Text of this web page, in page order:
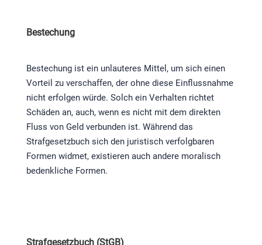
Bestechung
Bestechung ist ein unlauteres Mittel, um sich einen
Vorteil zu verschaffen, der ohne diese Einflussnahme
nicht erfolgen würde. Solch ein Verhalten richtet
Schäden an, auch, wenn es nicht mit dem direkten
Fluss von Geld verbunden ist. Während das
Strafgesetzbuch sich den juristisch verfolgbaren
Formen widmet, existieren auch andere moralisch
bedenkliche Formen.
Strafgesetzbuch (StGB)